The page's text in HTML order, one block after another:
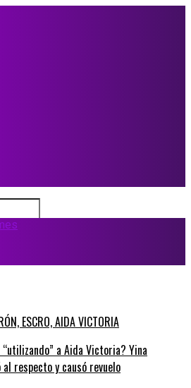
a Aida Victoria? Yina
al respecto y causó revuelo